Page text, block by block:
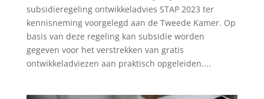
subsidieregeling ontwikkeladvies STAP 2023 ter
kennisneming voorgelegd aan de Tweede Kamer. Op
basis van deze regeling kan subsidie worden
gegeven voor het verstrekken van gratis
ontwikkeladviezen aan praktisch opgeleiden....